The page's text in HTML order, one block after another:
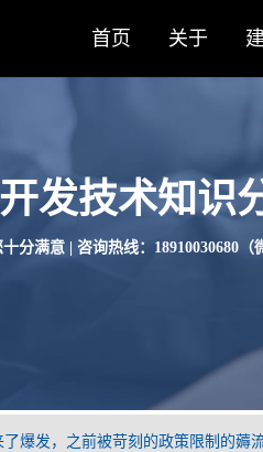
首页 关于
发技术知识
分满意 | 咨询热线：18910030680（
爆发，之前被苛刻的政策限制的薅